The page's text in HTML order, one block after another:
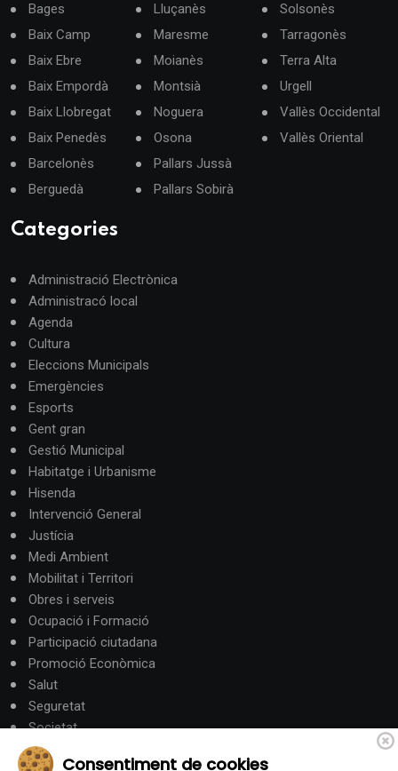
Bages
Baix Camp
Baix Ebre
Baix Empordà
Baix Llobregat
Baix Penedès
Barcelonès
Berguedà
Lluçanès
Maresme
Moianès
Montsià
Noguera
Osona
Pallars Jussà
Pallars Sobirà
Solsonès
Tarragonès
Terra Alta
Urgell
Vallès Occidental
Vallès Oriental
Categories
Administració Electrònica
Administracó local
Agenda
Cultura
Eleccions Municipals
Emergències
Esports
Gent gran
Gestió Municipal
Habitatge i Urbanisme
Hisenda
Intervenció General
Justícia
Medi Ambient
Mobilitat i Territori
Obres i serveis
Ocupació i Formació
Participació ciutadana
Promoció Econòmica
Salut
Seguretat
Societat
Turisme
Consentiment de cookies